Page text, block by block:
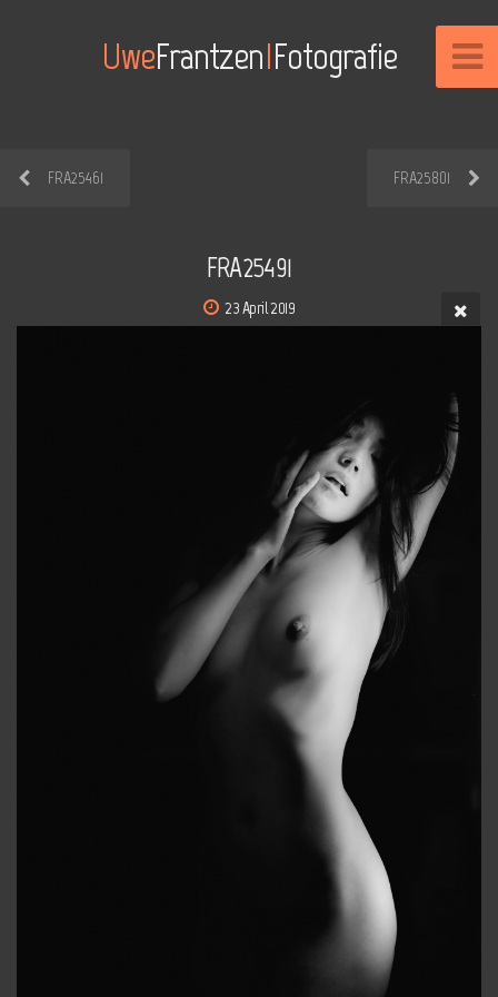
UweFrantzenIFotografie
FRA25461 FRA25801
FRA25491
23 April 2019